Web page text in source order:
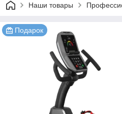
Наши товары
Подарок